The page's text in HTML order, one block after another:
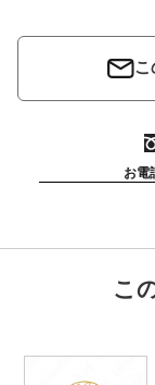
こ
お電
こ